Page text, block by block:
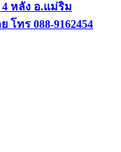
หลัง อ.แม่ริม
โทร 088-9162454